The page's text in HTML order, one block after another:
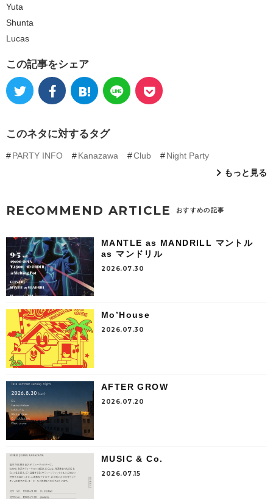
Yuta
Shunta
Lucas
この記事をシェア
このネタに対するタグ
PARTY INFO Kanazawa Club
Night Party
もっと見る
RECOMMEND ARTICLE おすすめの記事
MANTLE as MANDRILL マントル
as マンドリル
2026.07.30
Mo’House
2026.07.30
AFTER GROW
2026.07.20
MUSIC & Co.
2026.07.15